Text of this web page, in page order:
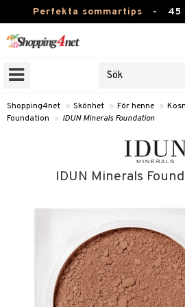
Perfekta sommartips - 45
Skönhet
Kontaktlinser
Hem & Inredning
Leksaker, Barn & Baby
Varumärken
Kampanjer
Shopping4net » Skönhet » För henne »
Foundation
» IDUN Minerals Foundation
IDUN Minerals
/ Kammar